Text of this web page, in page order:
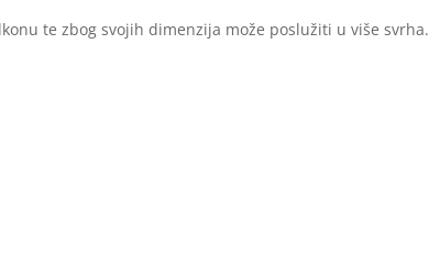
te zbog svojih dimenzija može poslužiti u više svrha.